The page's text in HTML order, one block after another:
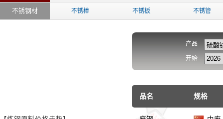
不锈钢材 不锈棒 不锈板 不锈管
产品
开始
品名 规格